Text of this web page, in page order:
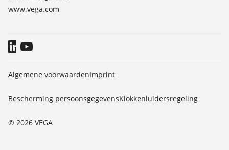
www.vega.com
© 2026 VEGA
Algemene voorwaardenImprint
Bescherming persoonsgegevensKlokkenluidersregeling